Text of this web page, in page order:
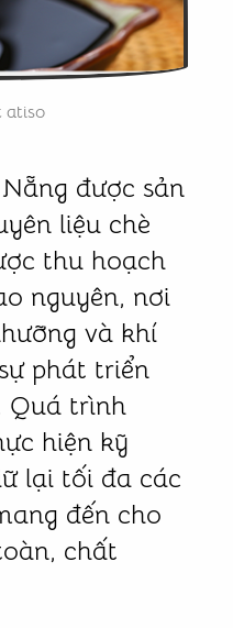
atiso
được sản
liệu chè
thu hoạch
nguyên, nơi
và khí
phát triển
Quá trình
hiện kỹ
lại tối đa các
đến cho
chất